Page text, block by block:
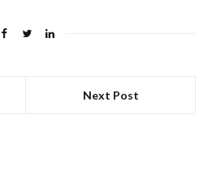
Next Post